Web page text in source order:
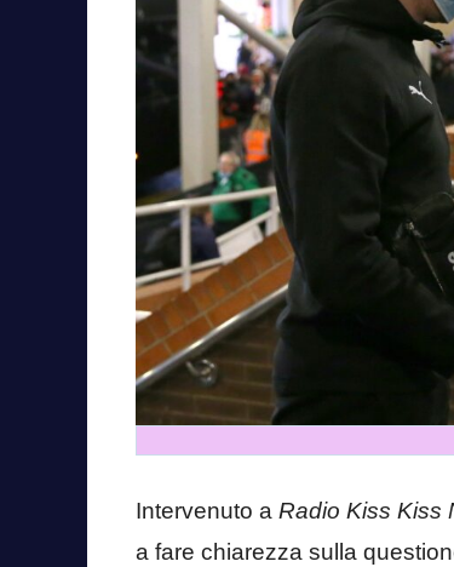
Intervenuto a Radio Kiss Kiss
a fare chiarezza sulla